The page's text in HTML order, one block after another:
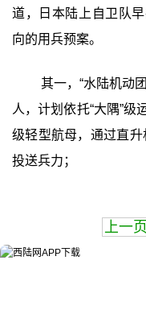
道，日本陆上自卫队
向的用兵预案。
其一，“水陆机动
人，计划依托“大隅”级
级轻型航母，通过直升
投送兵力；
上一页